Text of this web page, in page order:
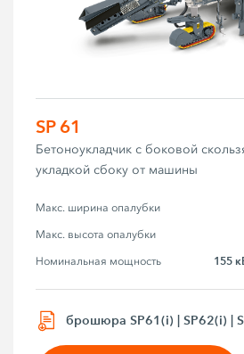
SP 61
Бетоноукладчик с боковой
укладкой сбоку от машины
Макс. ширина опалубки
Макс. высота опалубки
Номинальная мощность 155
брошюра SP61(i) | SP62(i) |